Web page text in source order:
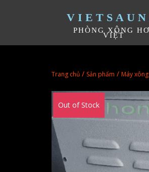
PHÒNG XÔNG
VIỆT
Trang chủ / Sản phẩm / Máy
Out of Stock